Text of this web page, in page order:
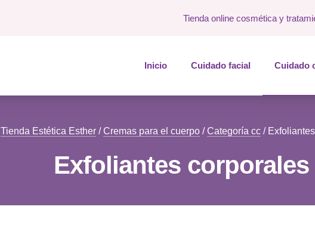
Tienda online cosmética y
Inicio Cuidado facial Cuidado
Tienda Estética Esther /Cremas para el cuerpo /Categoría cc /
Exfoliantes corporales